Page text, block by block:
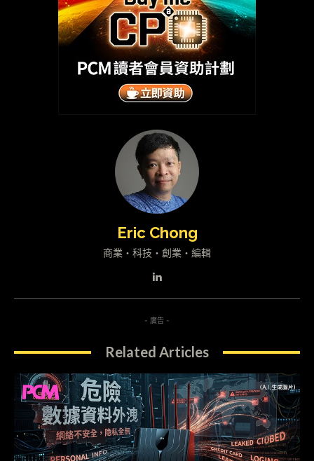
Eric Chong
商業・科技・創業・編輯
- 廣告 -
Related Articles